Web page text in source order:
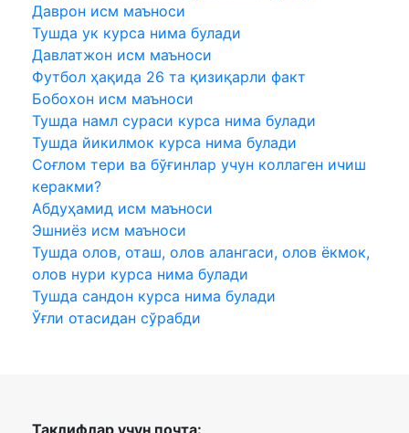
Даврон исм маъноси
Тушда ук курса нима булади
Давлатжон исм маъноси
Футбол ҳақида 26 та қизиқарли факт
Бобохон исм маъноси
Тушда намл сураси курса нима булади
Тушда йикилмок курса нима булади
Соғлом тери ва бўғинлар учун коллаген ичиш
керакми?
Абдуҳамид исм маъноси
Эшниёз исм маъноси
Тушда олов, оташ, олов алангаси, олов ёкмок,
олов нури курса нима булади
Тушда сандон курса нима булади
Ўғли отасидан сўрабди
Таклифлар учун почта: